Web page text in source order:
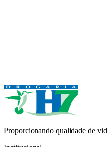
Proporcionando qualidade de